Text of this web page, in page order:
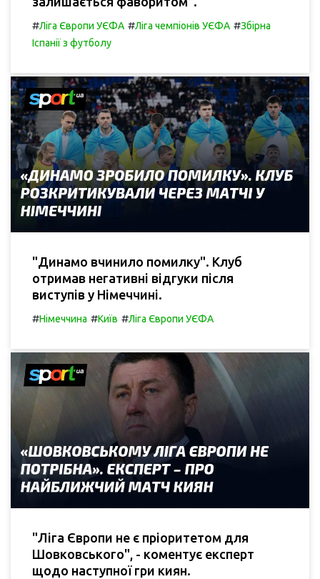
#Ліга Європи УЄФА #Ліга чемпіонів УЄФА #Збірна
Іспанії з футболу
"Динамо вчинило помилку". Клуб
отримав негативні відгуки після
виступів у Німеччині.
#Німеччина #Київ #Ліга Європи УЄФА
"Ліга Європи не є пріоритетом для
Шовковського", - коментує експерт
щодо наступної гри киян.